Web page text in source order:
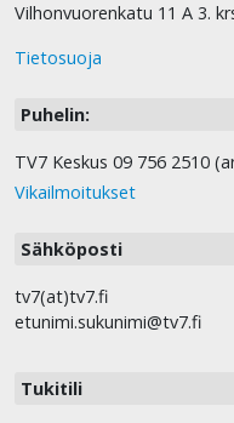
Vilhonvuorenkatu 11 A 3.
Tietosuoja
Puhelin:
TV7 Keskus 09 756 2510
Vikailmoitukset
Sähköposti
tv7(at)tv7.fi
etunimi.sukunimi@tv7.fi
Tukitili